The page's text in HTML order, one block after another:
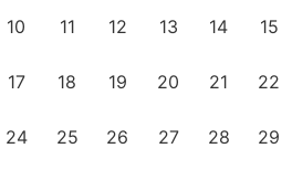
10 11 12 13 14 15
17 18 19 20 21 22
24 25 26 27 28 29